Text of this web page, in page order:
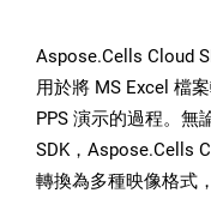
Aspose.Cells Cloud
用於將 MS Excel 檔
PPS 演示的過程。無
SDK，Aspose.Cells
轉換為多種映像格式